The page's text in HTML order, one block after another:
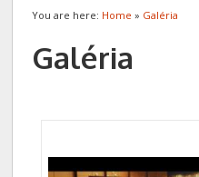
You are here: Home » Galéria
Galéria